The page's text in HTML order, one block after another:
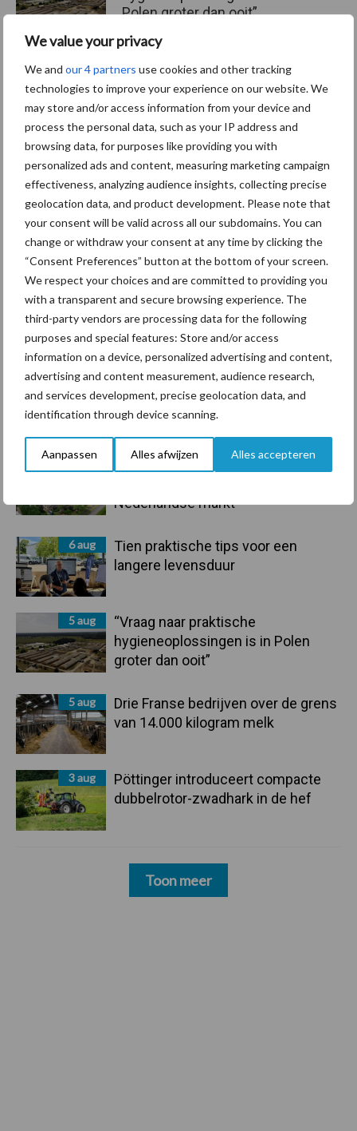
We value your privacy
We and our 4 partners use cookies and other tracking
technologies to improve your experience on our website. We
may store and/or access information from your device and
process the personal data, such as your IP address and
browsing data, for purposes like providing you with
personalized ads and content, measuring marketing campaign
effectiveness, analyzing audience insights, collecting precise
geolocation data, and product development. Please note that
your consent will be valid across all our subdomains. You can
change or withdraw your consent at any time by clicking the
“Consent Preferences” button at the bottom of your screen.
We respect your choices and are committed to providing you
with a transparent and secure browsing experience. The
third-party vendors are processing data for the following
purposes and special features: Store and/or access
information on a device, personalized advertising and content,
advertising and content measurement, audience research,
and services development, precise geolocation data, and
identification through device scanning.
Aanpassen Alles afwijzen Alles accepteren
Primaire
Sidebar
Recent nieuws Partner nieuws
6 aug
ForFarmers ziet volume en
Nederlandse markt
6 aug
Tien praktische tips voor een
langere levensduur
5 aug
“Vraag naar praktische
hygieneoplossingen is in Polen
groter dan ooit”
5 aug
Drie Franse bedrijven over de grens
van 14.000 kilogram melk
3 aug
Pöttinger introduceert compacte
dubbelrotor-zwadhark in de hef
Toon meer
Polen groter dan ooit”
Themapagina's
Diergezondheid Bemesting Fokkerij
Bedrijfsnieuws
Ligbox &
Voerhekken
Toon meer